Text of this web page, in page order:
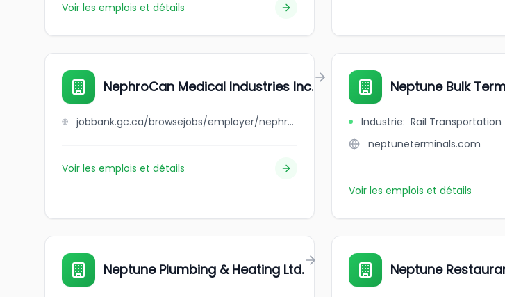
Voir les emplois et détails
NephroCan Medical Industries Inc.
jobbank.gc.ca/browsejobs/employer/nephrocan+medical+industries+inc./ca
Voir les emplois et détails
Neptune Bulk
Industrie: Rail Transportation
neptuneterminals.com
Voir les emplois et détails
Neptune Plumbing & Heating Ltd. Neptune